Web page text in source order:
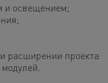
и освещением;
расширении проекта